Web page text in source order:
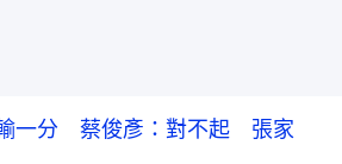
一分 蔡俊彥：對不起 張家